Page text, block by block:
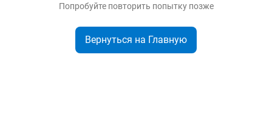
Попробуйте повторить попытку позже
Вернуться на Главную